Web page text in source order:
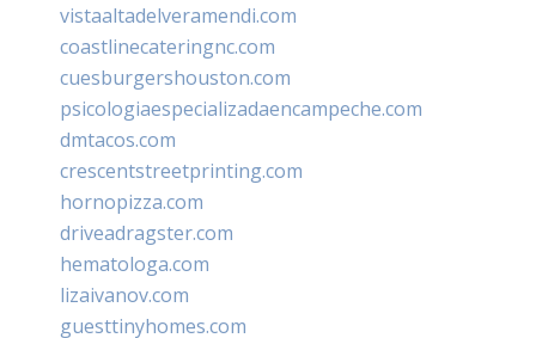
vistaaltadelveramendi.com
coastlinecateringnc.com
cuesburgershouston.com
psicologiaespecializadaencampeche.com
dmtacos.com
crescentstreetprinting.com
hornopizza.com
driveadragster.com
hematologa.com
lizaivanov.com
guesttinyhomes.com